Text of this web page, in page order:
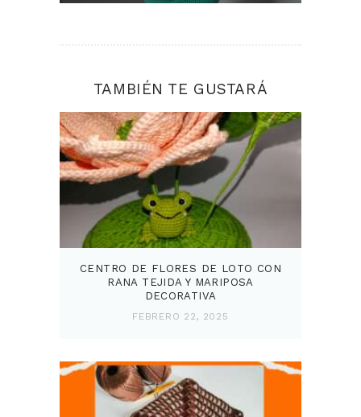
TAMBIÉN TE GUSTARÁ
CENTRO DE FLORES DE LOTO CON
RANA TEJIDA Y MARIPOSA
DECORATIVA
FEBRERO 22, 2025